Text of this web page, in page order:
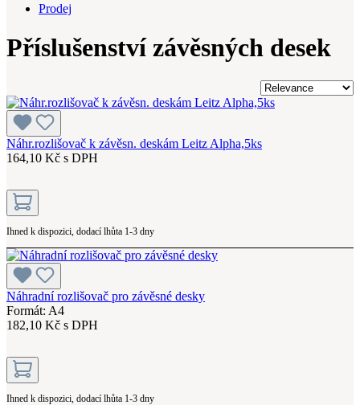
Prodej
Příslušenství závěsných desek
Náhr.rozlišovač k závěsn. deskám Leitz Alpha,5ks
164,10 Kč s DPH
Ihned k dispozici, dodací lhůta 1-3 dny
Náhradní rozlišovač pro závěsné desky
Formát: A4
182,10 Kč s DPH
Ihned k dispozici, dodací lhůta 1-3 dny